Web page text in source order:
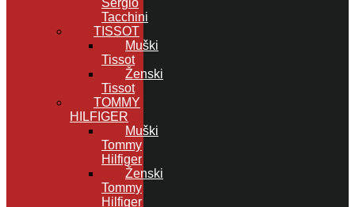
Tacchini
TISSOT
Muški
Tissot
Ženski
Tissot
TOMMY
HILFIGER
Muški
Tommy
Hilfiger
Ženski
Tommy
Hilfiger